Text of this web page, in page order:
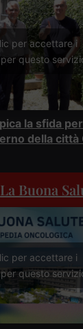
per accettare i
questo
la sfida
della città
La Buona
per accettare i
questo